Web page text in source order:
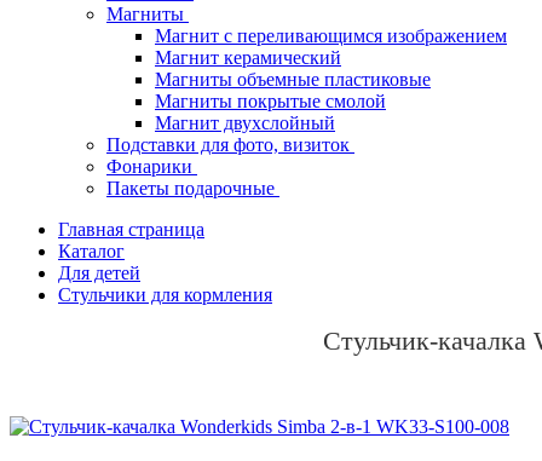
Магниты
Магнит с переливающимся изображением
Магнит керамический
Магниты объемные пластиковые
Магниты покрытые смолой
Магнит двухслойный
Подставки для фото, визиток
Фонарики
Пакеты подарочные
Главная страница
Каталог
Для детей
Стульчики для кормления
Стульчик-